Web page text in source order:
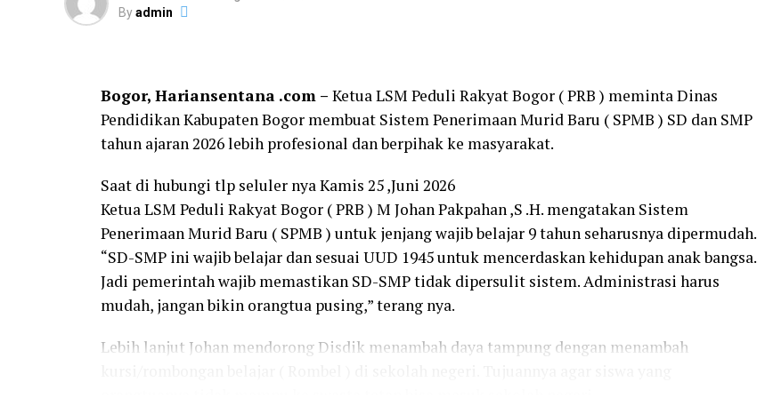
Apalagi ada dana BOS yang dikelola. “Kami menduga Kepsek ini sibuk urusan uang BOS.
Ia menambahkan, jika dana BOS dikelola benar, sekolah mestinya bisa menambah rombel
atau kelas baru untuk menampung lonjakan siswa. “Faktanya banyak orang tua tidak
sanggup biayai swasta karena mahal. Akibatnya siswa meluber tidak tertampung,”
Menyikapi persoalan tahunan ini, Johan meminta Bupati Bogor turun tangan dengan
menyiapkan sekolah swasta gratis.
“Jangan setiap tahun orang tua hanya mengeluh soal sekolah. Jangan sibuk bangun
infrastruktur saja tapi lupa buat sekolah. Minimal ada 4 SMP Swasta Gratis di setiap Dapil.
Byadmin
Bogor, Hariansentana .com – Ketua LSM Peduli Rakyat Bogor ( PRB ) meminta Dinas
Pendidikan Kabupaten Bogor membuat Sistem Penerimaan Murid Baru ( SPMB ) SD dan SMP
tahun ajaran 2026 lebih profesional dan berpihak ke masyarakat.
Saat di hubungi tlp seluler nya Kamis 25 ,Juni 2026
Ketua LSM Peduli Rakyat Bogor ( PRB ) M Johan Pakpahan ,S .H. mengatakan Sistem
Penerimaan Murid Baru ( SPMB ) untuk jenjang wajib belajar 9 tahun seharusnya dipermudah.
“SD-SMP ini wajib belajar dan sesuai UUD 1945 untuk mencerdaskan kehidupan anak bangsa.
Jadi pemerintah wajib memastikan SD-SMP tidak dipersulit sistem. Administrasi harus
mudah, jangan bikin orangtua pusing,” terang nya.
Lebih lanjut Johan mendorong Disdik menambah daya tampung dengan menambah